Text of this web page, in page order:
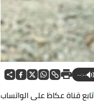
--:--
تابع قناة عكاظ على الواتساب